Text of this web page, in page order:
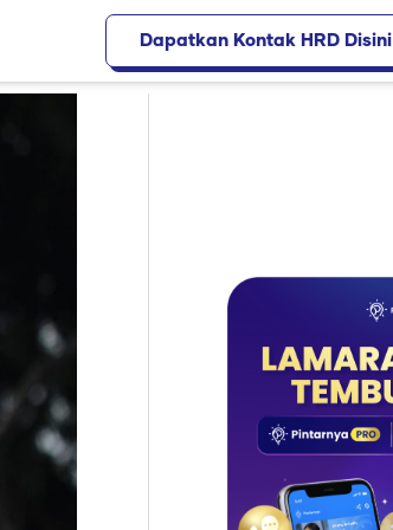
Dapatkan Kontak HRD Disini